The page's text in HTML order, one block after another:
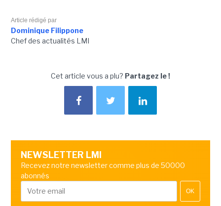
Article rédigé par
Dominique Filippone
Chef des actualités LMI
Cet article vous a plu? Partagez le !
NEWSLETTER LMI
Recevez notre newsletter comme plus de 50000
abonnés
OK